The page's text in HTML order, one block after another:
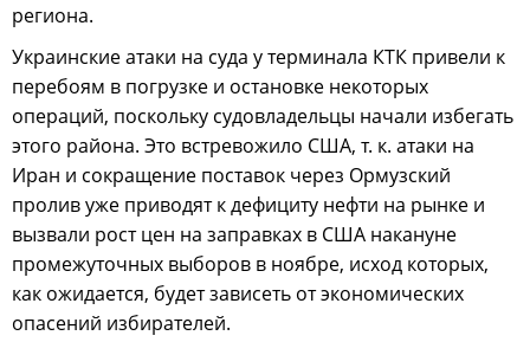
региона.
Украинские атаки на суда у терминала КТК привели к
перебоям в погрузке и остановке некоторых
операций, поскольку судовладельцы начали избегать
этого района. Это встревожило США, т. к. атаки на
Иран и сокращение поставок через Ормузский
пролив уже приводят к дефициту нефти на рынке и
вызвали рост цен на заправках в США накануне
промежуточных выборов в ноябре, исход которых,
как ожидается, будет зависеть от экономических
опасений избирателей.